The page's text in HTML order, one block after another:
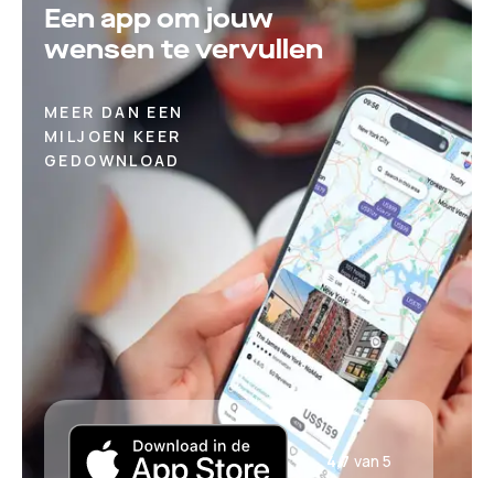
Een app om jouw
wensen te vervullen
MEER DAN EEN
MILJOEN KEER
GEDOWNLOAD
4,7 van 5